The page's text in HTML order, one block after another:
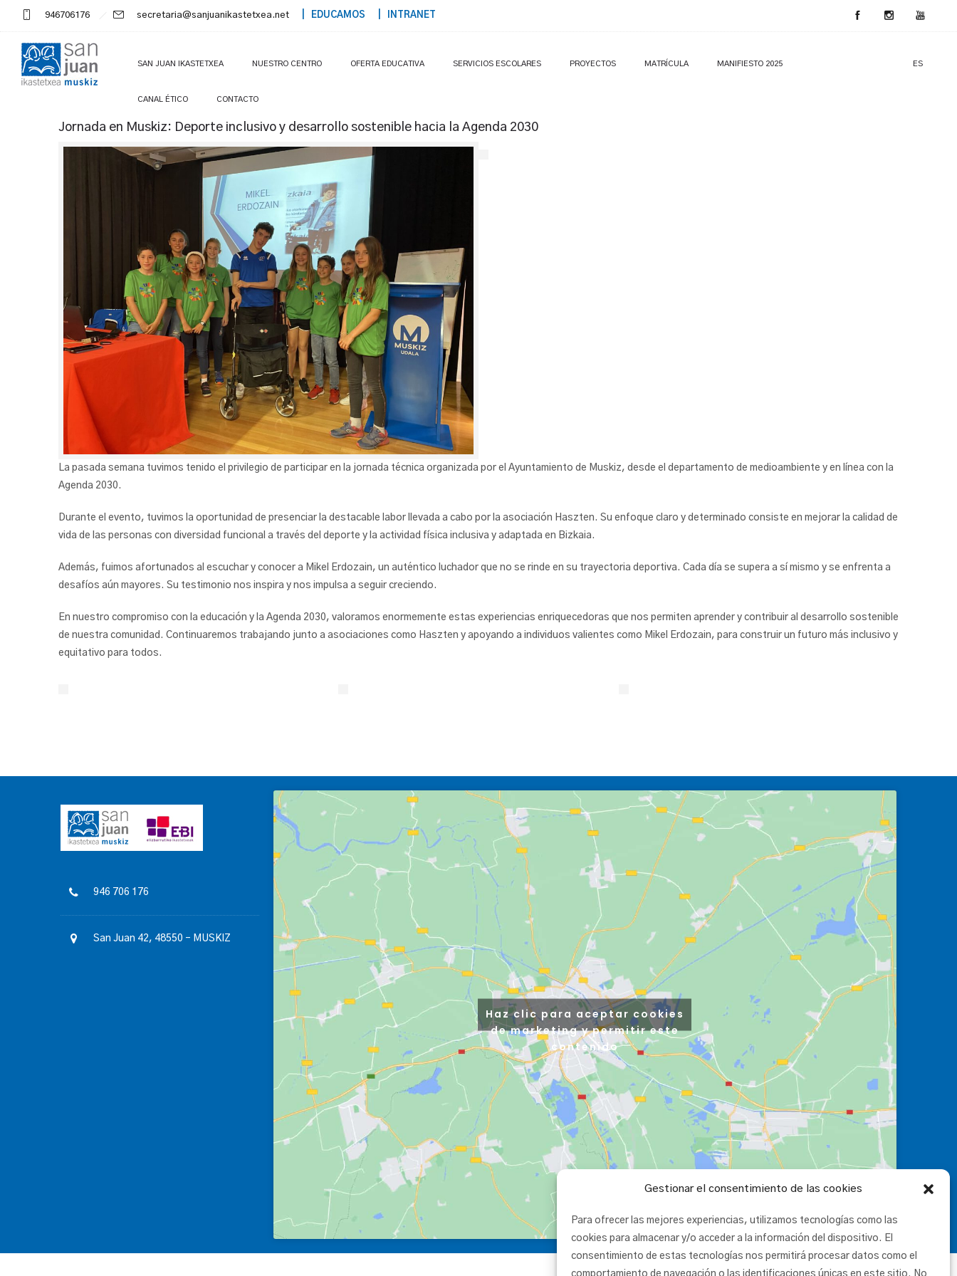
Gestionar el consentimiento de las cookies
Para ofrecer las mejores experiencias, utilizamos tecnologías como las
cookies para almacenar y/o acceder a la información del dispositivo. El
consentimiento de estas tecnologías nos permitirá procesar datos como el
comportamiento de navegación o las identificaciones únicas en este sitio. No
946706176 secretaria@sanjuanikastetxea.net | EDUCAMOS | INTRANET
ES
SAN JUAN IKASTETXEA NUESTRO CENTRO OFERTA EDUCATIVA SERVICIOS ESCOLARES PROYECTOS MATRÍCULA MANIFIESTO 2025
CANAL ÉTICO CONTACTO
Jornada en Muskiz: Deporte inclusivo y desarrollo sostenible hacia la Agenda 2030
La pasada semana tuvimos tenido el privilegio de participar en la jornada técnica organizada por el Ayuntamiento de Muskiz, desde el departamento de medioambiente y en línea con la
Agenda 2030.
Durante el evento, tuvimos la oportunidad de presenciar la destacable labor llevada a cabo por la asociación Haszten. Su enfoque claro y determinado consiste en mejorar la calidad de
vida de las personas con diversidad funcional a través del deporte y la actividad física inclusiva y adaptada en Bizkaia.
Además, fuimos afortunados al escuchar y conocer a Mikel Erdozain, un auténtico luchador que no se rinde en su trayectoria deportiva. Cada día se supera a sí mismo y se enfrenta a
desafíos aún mayores. Su testimonio nos inspira y nos impulsa a seguir creciendo.
En nuestro compromiso con la educación y la Agenda 2030, valoramos enormemente estas experiencias enriquecedoras que nos permiten aprender y contribuir al desarrollo sostenible
de nuestra comunidad. Continuaremos trabajando junto a asociaciones como Haszten y apoyando a individuos valientes como Mikel Erdozain, para construir un futuro más inclusivo y
equitativo para todos.
946 706 176
San Juan 42, 48550 – MUSKIZ
Haz clic para aceptar cookies
de marketing y permitir este
contenido